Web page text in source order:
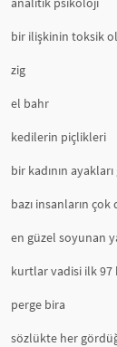
bir ilişkinin toksik
zig
el bahr
kedilerin piçlikleri
bir kadının
bazı insanların
en güzel soyunan
kurtlar vadisi ilk 97
perge bira
sözlükte her